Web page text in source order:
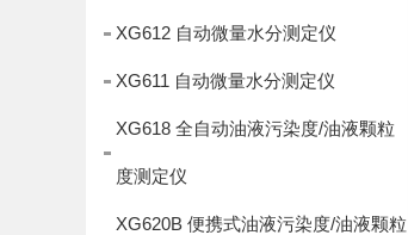
XG612 自动微量水分测定仪
XG611 自动微量水分测定仪
XG618 全自动油液污染度/油液颗粒
度测定仪
XG620B 便携式油液污染度/油液颗粒